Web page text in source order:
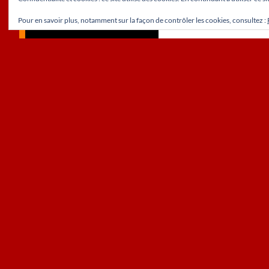
Pour en savoir plus, notamment sur la façon de contrôler les cookies, consultez :